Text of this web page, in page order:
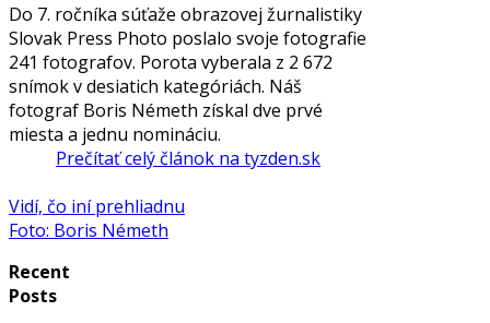
Do 7. ročníka súťaže obrazovej žurnalistiky
Slovak Press Photo poslalo svoje fotografie
241 fotografov. Porota vyberala z 2 672
snímok v desiatich kategóriách. Náš
fotograf Boris Németh získal dve prvé
miesta a jednu nomináciu.
Prečítať celý článok na tyzden.sk
Vidí, čo iní prehliadnu
Foto: Boris Németh
Recent
Posts